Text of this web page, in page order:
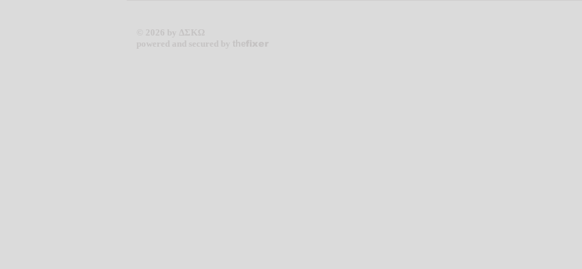
© 2026 by ΔΣΚΩ
powered and secured by thefixer